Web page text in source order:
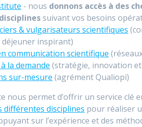
- nous donnons accès à des
suivant vos besoins
& vulgarisateurs scientifiques
inspirant)
communication scientifique
la demande (stratégie, innovation et
sur-mesure (agrément Qualiopi)
nous permet d’offrir un service clé
différentes disciplines pour réaliser
sur l’expérience et des